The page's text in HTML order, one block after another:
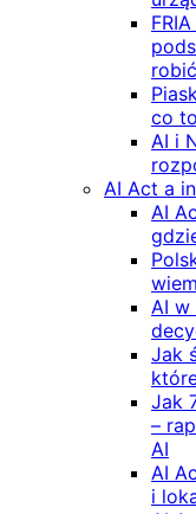
co
AI i
AI Act a
AI
AI w
Jak
Jak
–
AI
AI
i